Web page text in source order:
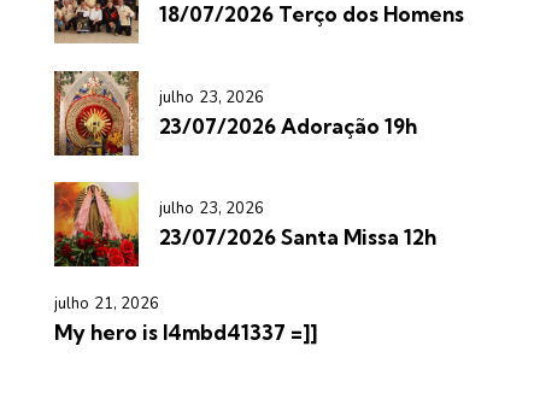
18/07/2026 Terço dos Homens
julho 23, 2026
23/07/2026 Adoração 19h
julho 23, 2026
23/07/2026 Santa Missa 12h
julho 21, 2026
My hero is l4mbd41337 =]]